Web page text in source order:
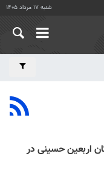
شنبه ۱۷ مرداد ۱۴۰۵
اربعین حسینی در